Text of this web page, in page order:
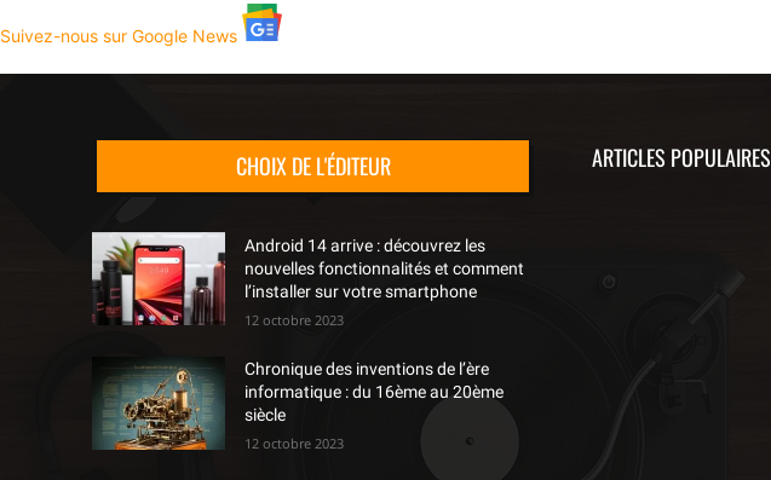
Suivez-nous sur Google News
CHOIX DE L'ÉDITEUR
Android 14 arrive : découvrez les
nouvelles fonctionnalités et comment
l’installer sur votre smartphone
12 octobre 2023
Chronique des inventions de l’ère
informatique : du 16ème au 20ème
siècle
12 octobre 2023
ARTICLES POPULAIRES